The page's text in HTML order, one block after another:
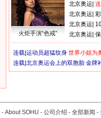
火炬手演“色戒”
北京奥运
北京奥运
北京奥运
北京奥运
连载| 运动员超猛纹身 世界小姐为
连载| 北京奥运会上的双胞胎 金牌
- About SOHU - 公司介绍 - 全部新闻 -